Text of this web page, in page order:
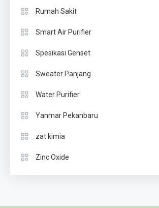
Rumah Sakit
Smart Air Purifier
Spesikasi Genset
Sweater Panjang
Water Purifier
Yanmar Pekanbaru
zat kimia
Zinc Oxide